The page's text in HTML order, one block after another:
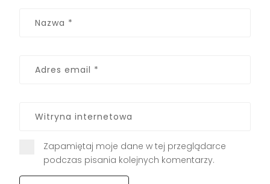
Zapamiętaj moje dane w tej przeglądarce
podczas pisania kolejnych komentarzy.